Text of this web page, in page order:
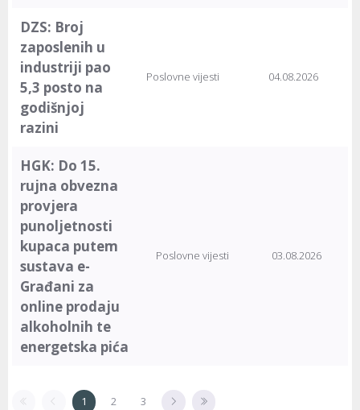
DZS: Broj
zaposlenih u
industriji pao
5,3 posto na
godišnjoj
razini
Poslovne vijesti 04.08.2026
HGK: Do 15.
rujna obvezna
provjera
punoljetnosti
kupaca putem
sustava e-
Građani za
online prodaju
alkoholnih te
energetska pića
Poslovne vijesti 03.08.2026
1 2 3